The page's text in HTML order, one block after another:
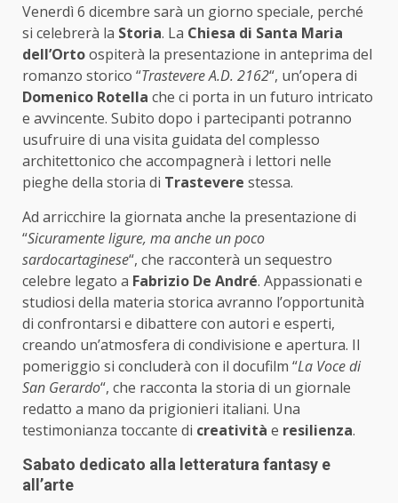
Venerdì 6 dicembre sarà un giorno speciale, perché
si celebrerà la Storia. La Chiesa di Santa Maria
dell’Ortoospiterà la presentazione in anteprima del
romanzo storico “Trastevere A.D. 2162“, un’opera di
Domenico Rotella che ci porta in un futuro intricato
e avvincente. Subito dopo i partecipanti potranno
usufruire di una visita guidata del complesso
architettonico che accompagnerà i lettori nelle
pieghe della storia di Trastevere stessa.
Ad arricchire la giornata anche la presentazione di
“Sicuramente ligure, ma anche un poco
sardocartaginese“, che racconterà un sequestro
celebre legato a Fabrizio De André. Appassionati e
studiosi della materia storica avranno l’opportunità
di confrontarsi e dibattere con autori e esperti,
creando un’atmosfera di condivisione e apertura. Il
pomeriggio si concluderà con il docufilm “La Voce di
San Gerardo“, che racconta la storia di un giornale
redatto a mano da prigionieri italiani. Una
testimonianza toccante di creatività e resilienza.
Sabato dedicato alla letteratura fantasy e
all’arte